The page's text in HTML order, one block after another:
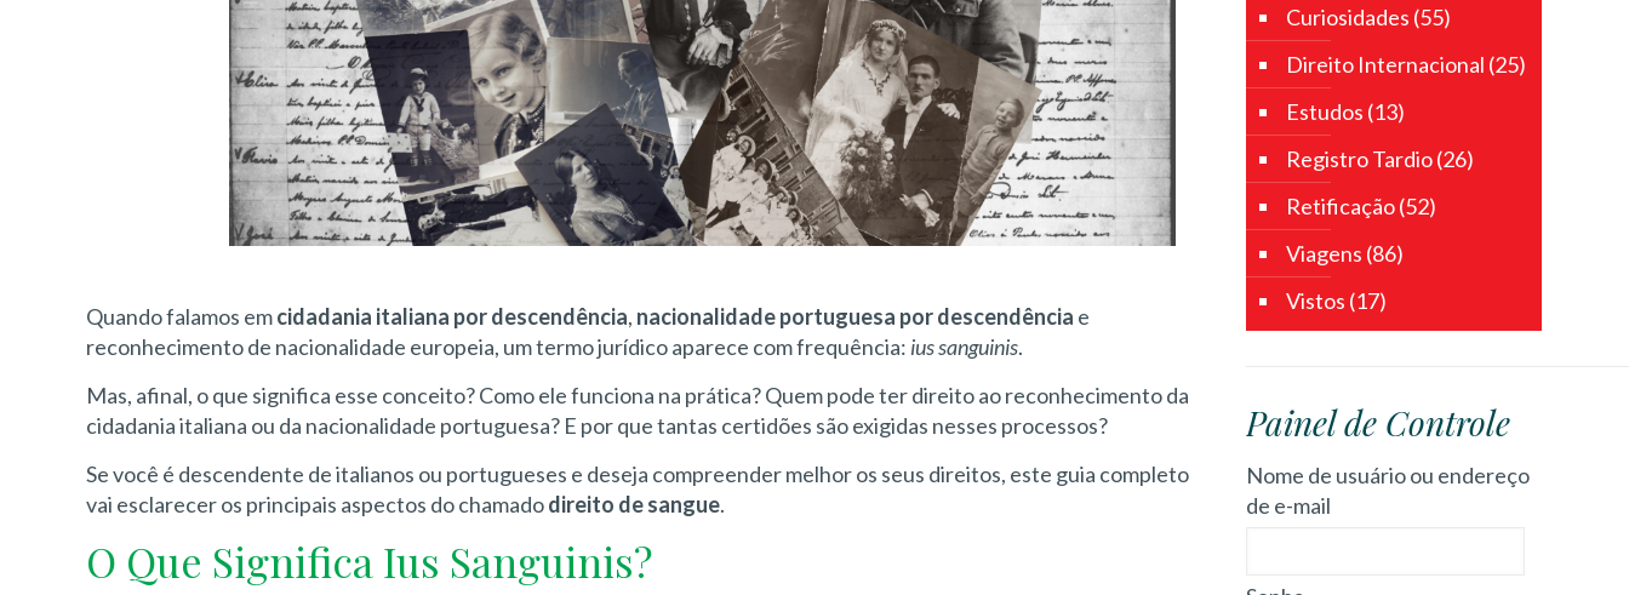
Quando falamos emcidadania italiana por descendência, nacionalidade portuguesa por descendência e
reconhecimento de nacionalidade europeia, um termo jurídico aparece com frequência: ius sanguinis.
Mas, afinal, o que significa esse conceito? Como ele funciona na prática? Quem pode ter direito ao reconhecimento da
cidadania italiana ou da nacionalidade portuguesa? E por que tantas certidões são exigidas nesses processos?
Se você é descendente de italianos ou portugueses e deseja compreender melhor os seus direitos, este guia completo
vai esclarecer os principais aspectos do chamadodireito de sangue.
O Que Significa Ius Sanguinis?
Curiosidades (55)
Direito Internacional (25)
Estudos (13)
Registro Tardio(26)
Retificação(52)
Viagens (86)
Vistos (17)
Painel de Controle
Nome de usuário ou endereço
de e-mail